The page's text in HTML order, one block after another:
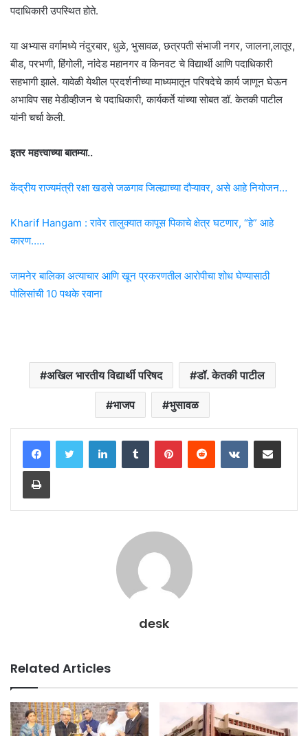
पदाधिकारी उपस्थित होते.
या अभ्यास वर्गामध्ये नंदुरबार, धुळे, भुसावळ, छत्रपती संभाजी नगर, जालना,लातूर,
बीड, परभणी, हिंगोली, नांदेड महानगर व किनवट चे विद्यार्थी आणि पदाधिकारी
सहभागी झाले. यावेळी येथील प्रदर्शनीच्या माध्यमातून परिषदेचे कार्य जाणून घेऊन
अभाविप सह मेडीव्हीजन चे पदाधिकारी, कार्यकर्ते यांच्या सोबत डॉ. केतकी पाटील
यांनी चर्चा केली.
इतर महत्त्वाच्या बातम्या..
केंद्रीय राज्यमंत्री रक्षा खडसे जळगाव जिल्ह्याच्या दौऱ्यावर, असे आहे नियोजन…
Kharif Hangam : रावेर तालुक्यात कापूस पिकाचे क्षेत्र घटणार, “हे” आहे
कारण…..
जामनेर बालिका अत्याचार आणि खून प्रकरणतील आरोपीचा शोध घेण्यासाठी
पोलिसांची 10 पथके रवाना
अखिल भारतीय विद्यार्थी परिषद डॉ. केतकी पाटील
भाजप भुसावळ
LinkedInTumblr PinterestReddit VKontakteShare via Email
Print
desk
Related Articles